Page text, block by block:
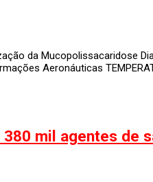
da Mucopolissacaridose
Aeronáuticas
mil agentes de